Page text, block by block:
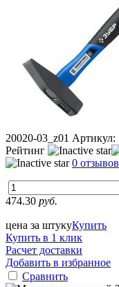
20020-03_z01 Артикул:
Рейтинг
0 отзывов
474.30 руб.
цена за штукуКупить
Купить в 1 клик
Расчет доставки
Добавить в избранное
Сравнить